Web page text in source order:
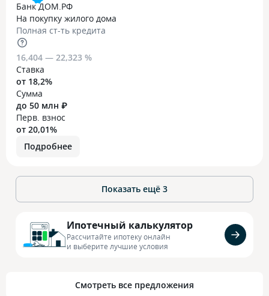
Банк ДОМ.РФ
На покупку жилого дома
Полная ст-ть кредита
16,404 — 22,323 %
Ставка
от 18,2%
Сумма
до 50 млн ₽
Перв. взнос
от 20,01%
Подробнее
Показать ещё 3
Ипотечный калькулятор
Рассчитайте ипотеку онлайн
и выберите лучшие условия
Смотреть все предложения